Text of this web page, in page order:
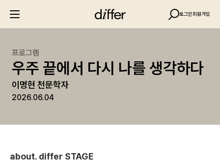
로그인회원가입
프로그램
우주 끝에서 다시 나를 생각하다
이명현 천문학자
2026.06.04
about. differ STAGE